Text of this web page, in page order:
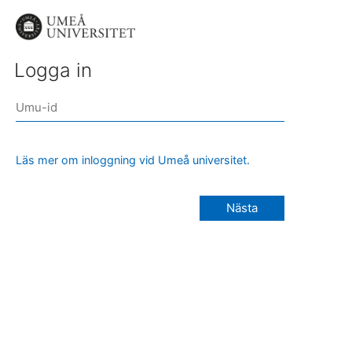
Logga in
Läs mer om inloggning vid Umeå universitet.
Nästa